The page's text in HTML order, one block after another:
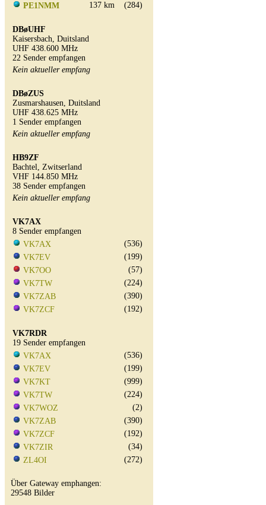
PE1NMM
137 km (284)
DBøUHF
Kaisersbach, Duitsland
UHF 438.600 MHz
22 Sender empfangen
Kein aktueller empfang
DBøZUS
Zusmarshausen, Duitsland
UHF 438.625 MHz
1 Sender empfangen
Kein aktueller empfang
HB9ZF
Bachtel, Zwitserland
VHF 144.850 MHz
38 Sender empfangen
Kein aktueller empfang
VK7AX
8 Sender empfangen
VK7AX
(536)
VK7EV
(199)
VK7OO
(57)
VK7TW
(224)
VK7ZAB
(390)
VK7ZCF
(192)
VK7RDR
19 Sender empfangen
VK7AX
(536)
VK7EV
(199)
VK7KT
(999)
VK7TW
(224)
VK7WOZ
(2)
VK7ZAB
(390)
VK7ZCF
(192)
VK7ZIR
(34)
ZL4OI
(272)
Über Gateway emphangen:
29548 Bilder